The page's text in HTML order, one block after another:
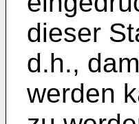
dieser
d.h.,
werden